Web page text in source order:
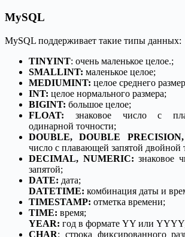
MySQL
MySQL поддерживает такие типы данных:
TINYINT: очень маленькое целое.;
SMALLINT: маленькое целое;
MEDIUMINT: целое среднего
INT: целое нормального размера;
BIGINT: большое целое;
FLOAT: знаковое число с
одинарной точности;
DOUBLE, DOUBLE
число с плавающей запятой двойной
DECIMAL, NUMERIC: знаковое
запятой;
DATE: дата;
DATETIME: комбинация даты и
TIMESTAMP: отметка времени;
TIME: время;
YEAR: год в формате YY или
CHAR: строка фиксированного